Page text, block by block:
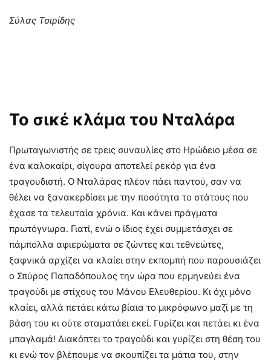
Σύλας Τσιρίδης
Το σικέ κλάμα του Νταλάρα
Πρωταγωνιστής σε τρεις συναυλίες στο Ηρώδειο μέσα σε
ένα καλοκαίρι, σίγουρα αποτελεί ρεκόρ για ένα
τραγουδιστή. Ο Νταλάρας πλέον πάει παντού, σαν να
θέλει να ξανακερδίσει με την ποσότητα το στάτους που
έχασε τα τελευταία χρόνια. Και κάνει πράγματα
πρωτόγνωρα. Γιατί, ενώ ο ίδιος έχει συμμετάσχει σε
πάμπολλα αφιερώματα σε ζώντες και τεθνεώτες,
ξαφνικά αρχίζει να κλαίει στην εκπομπή που παρουσιάζει
ο Σπύρος Παπαδόπουλος την ώρα που ερμηνεύει ένα
τραγούδι με στίχους του Μάνου Ελευθερίου. Κι όχι μόνο
κλαίει, αλλά πετάει κάτω βίαια το μικρόφωνο μαζί με τη
βάση του κι ούτε σταματάει εκεί. Γυρίζει και πετάει κι ένα
μπαγλαμά! Διακόπτει το τραγούδι και γυρίζει στη θέση του
κι ενώ τον βλέπουμε να σκουπίζει τα μάτια του, στην